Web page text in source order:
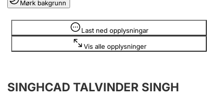
Lag og foreining
Registrere, endre, slette
Årsrekneskap
Mørk bakgrunn
Last ned opplysningar
Vis alle opplysninger
Opplysninger er skjult
SINGHCAD TALVINDER SINGH